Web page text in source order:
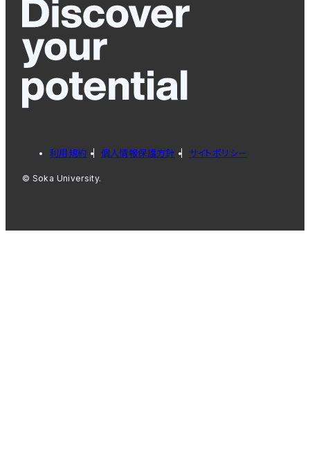
利用規約 個人情報保護方針 サイトポリシー
© Soka University.